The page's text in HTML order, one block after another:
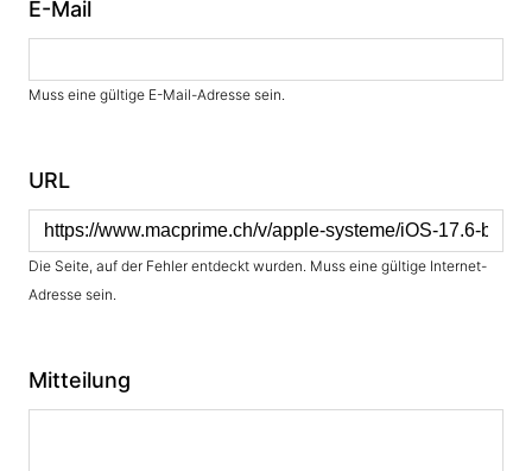
E-Mail
Muss eine gültige E-Mail-Adresse sein.
URL
Die Seite, auf der Fehler entdeckt wurden. Muss eine gültige Internet-
Adresse sein.
Mitteilung